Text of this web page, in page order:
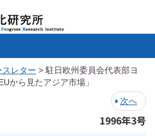
レター >駐日欧州委員会代表部ヨ
から見たアジア市場」
次へ
1996年3号